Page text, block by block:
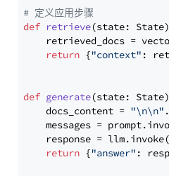
# 定义应用步骤
def retrieve(state: State
retrieved_docs =
return {"context" :
def generate(state: State
    docs_content =
"\n\n"
messages =
response =
return {"answer" :